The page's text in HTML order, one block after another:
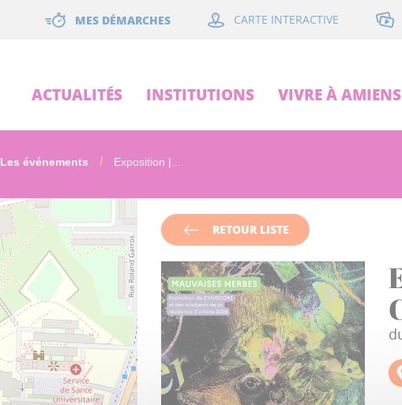
MES DÉMARCHES CARTE INTERACTIVE
ACTUALITÉS INSTITUTIONS VIVRE À AMIENS
Les événements Exposition |...
RETOUR LISTE